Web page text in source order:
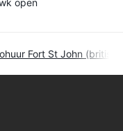
open
Fort St John (british